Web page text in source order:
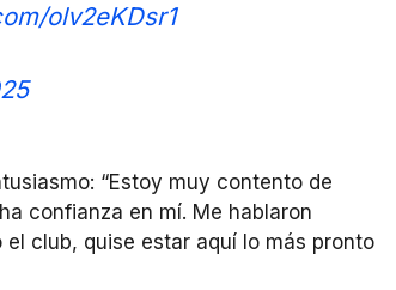
olv2eKDsr1
“Estoy muy contento de
confianza en mí. Me hablaron
club, quise estar aquí lo más pronto